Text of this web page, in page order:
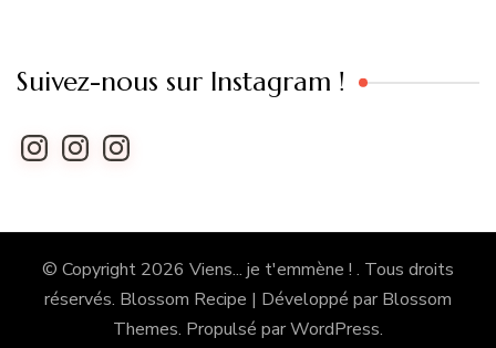
Suivez-nous sur Instagram !
Instagram
InstagramInstagram
© Copyright 2026 Viens... je t'emmène ! . Tous droits
réservés. Blossom Recipe | Développé par Blossom
Themes. Propulsé parWordPress.